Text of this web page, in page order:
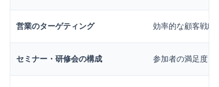
営業のターゲティング 効率的な顧客戦略
セミナー・研修会の構成 参加者の満足度を